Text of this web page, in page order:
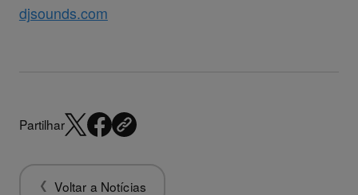
djsounds.com
Partilhar
Voltar a Notícias